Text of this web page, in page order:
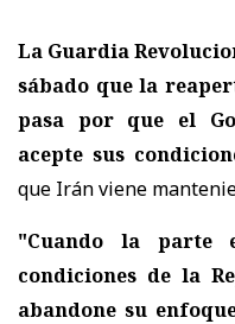
La Guardia
sábado que la
pasa por que el
acepte sus
que Irán viene
"Cuando la parte
condiciones de la
abandone su